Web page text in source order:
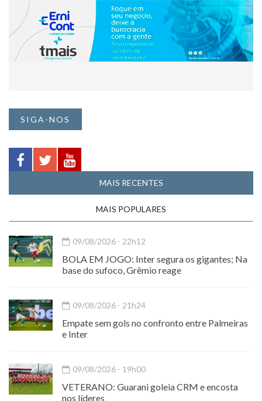
SIGA-NOS
MAIS RECENTES
MAIS POPULARES
09/08/2026 - 22h12
BOLA EM JOGO: Inter segura os gigantes; Na
base do sufoco, Grêmio reage
09/08/2026 - 21h24
Empate sem gols no confronto entre Palmeiras
e Inter
09/08/2026 - 19h00
VETERANO: Guarani goleia CRM e encosta
nos líderes